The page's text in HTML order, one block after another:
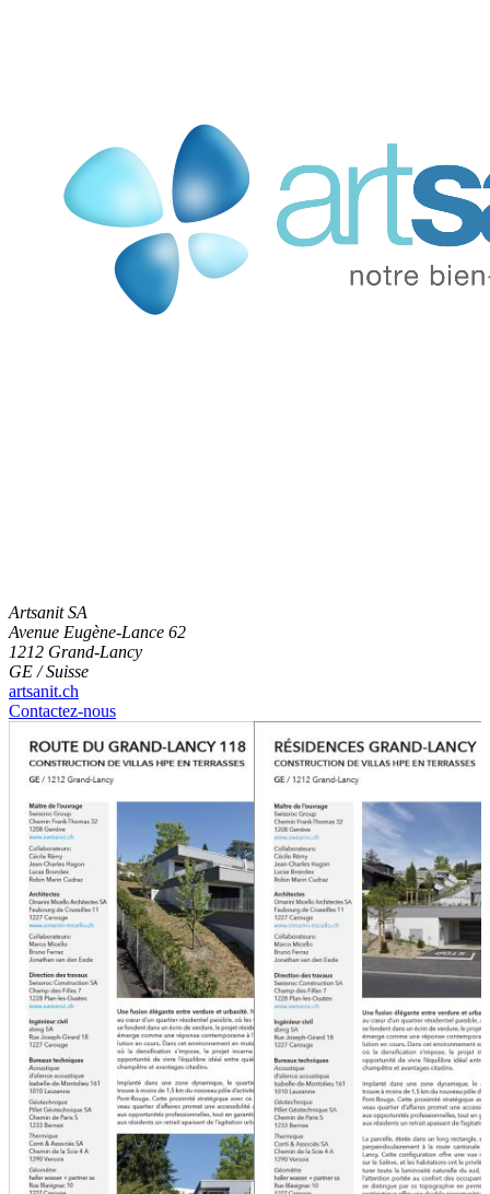
Artsanit SA
Avenue Eugène-Lance 62
1212 Grand-Lancy
GE / Suisse
artsanit.ch
Contactez-nous